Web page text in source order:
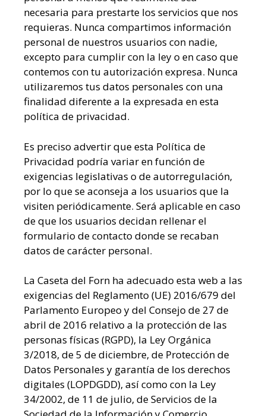
necesaria para prestarte los servicios que nos
requieras. Nunca compartimos información
personal de nuestros usuarios con nadie,
excepto para cumplir con la ley o en caso que
contemos con tu autorización expresa. Nunca
utilizaremos tus datos personales con una
finalidad diferente a la expresada en esta
política de privacidad.
Es preciso advertir que esta Política de
Privacidad podría variar en función de
exigencias legislativas o de autorregulación,
por lo que se aconseja a los usuarios que la
visiten periódicamente. Será aplicable en caso
de que los usuarios decidan rellenar el
formulario de contacto donde se recaban
datos de carácter personal.
La Caseta del Forn ha adecuado esta web a las
exigencias del Reglamento (UE) 2016/679 del
Parlamento Europeo y del Consejo de 27 de
abril de 2016 relativo a la protección de las
personas físicas (RGPD), la Ley Orgánica
3/2018, de 5 de diciembre, de Protección de
Datos Personales y garantía de los derechos
digitales (LOPDGDD), así como con la Ley
34/2002, de 11 de julio, de Servicios de la